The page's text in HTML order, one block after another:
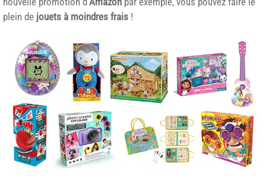
plein de jouets à moindres frais !